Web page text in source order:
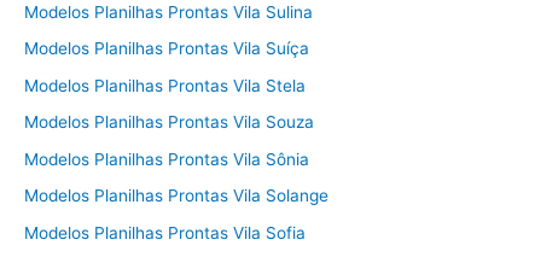
Modelos Planilhas Prontas Vila Sulina
Modelos Planilhas Prontas Vila Suíça
Modelos Planilhas Prontas Vila Stela
Modelos Planilhas Prontas Vila Souza
Modelos Planilhas Prontas Vila Sônia
Modelos Planilhas Prontas Vila Solange
Modelos Planilhas Prontas Vila Sofia